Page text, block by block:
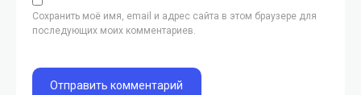
Сохранить моё имя, email и адрес сайта в этом браузере для
последующих моих комментариев.